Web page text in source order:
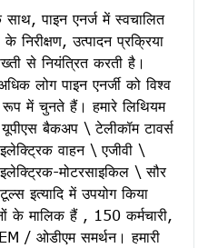
पाइन एनर्ज में स्वचालित
उत्पादन प्रक्रिया
से नियंत्रित करती है।
लोग पाइन एनर्जी को विश्व
रूप में चुनते हैं। हमारे लिथियम
बैकअप \ टेलीकॉम टावर्स
वाहन \ एजीवी \
मोटरसाइकिल \ सौर
इत्यादि में उपयोग किया
के मालिक हैं , 150 कर्मचारी,
/ ओडीएम समर्थन। हमारी